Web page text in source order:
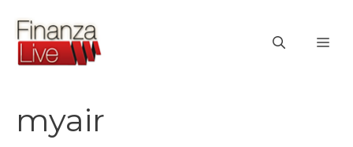
contenuto
myair